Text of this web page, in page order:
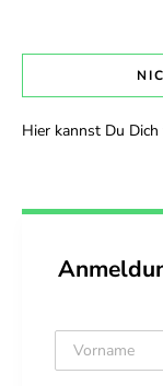
Hier kannst Du